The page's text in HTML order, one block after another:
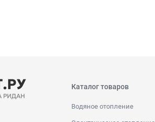
Каталог товаров
Водяное отопление